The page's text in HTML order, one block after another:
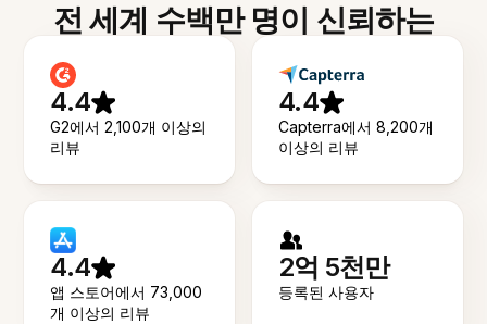
전 세계 수백만 명이 신뢰하는
4.4
G2에서 2,100개 이상의
리뷰
4.4
Capterra에서 8,200개
이상의 리뷰
4.4
앱 스토어에서 73,000
개 이상의 리뷰
2억 5천만
등록된 사용자